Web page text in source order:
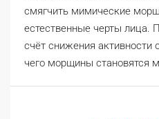
смягчить мимические
естественные черты лица.
счёт снижения
чего морщины становятся